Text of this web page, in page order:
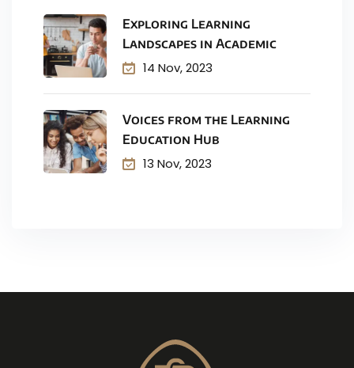
Exploring Learning
Landscapes in Academic
14 Nov, 2023
Voices from the Learning
Education Hub
13 Nov, 2023